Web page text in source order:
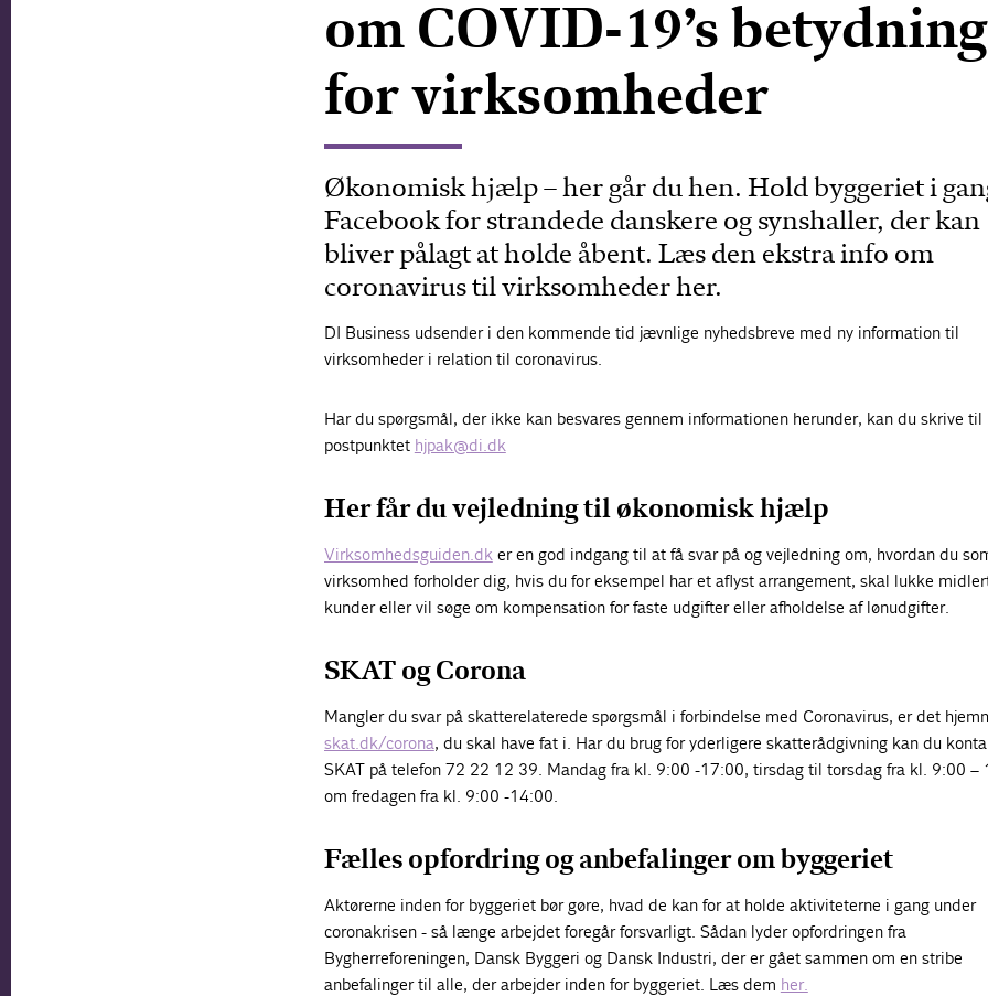
om COVID-19’s betydning
for virksomheder
Økonomisk hjælp – her går du hen. Hold byggeriet i
Facebook for strandede danskere og synshaller, der kan
bliver pålagt at holde åbent. Læs den ekstra info om
coronavirus til virksomheder her.
DI Business udsender i den kommende tid jævnlige nyhedsbreve med ny information til
virksomheder i relation til coronavirus.
Har du spørgsmål, der ikke kan besvares gennem informationen herunder, kan du skrive til
postpunktet hjpak@di.dk
Her får du vejledning til økonomisk hjælp
Virksomhedsguiden.dker en god indgang til at få svar på og vejledning om, hvordan du
virksomhed forholder dig, hvis du for eksempel har et aflyst arrangement, skal lukke
kunder eller vil søge om kompensation for faste udgifter eller afholdelse af lønudgifter.
SKAT og Corona
Mangler du svar på skatterelaterede spørgsmål i forbindelse med Coronavirus, er det
skat.dk/corona, du skal have fat i. Har du brug for yderligere skatterådgivning kan du
SKAT på telefon 72 22 12 39. Mandag fra kl. 9:00 -17:00, tirsdag til torsdag fra kl. 9:00 –
om fredagen fra kl. 9:00 -14:00.
Fælles opfordring og anbefalinger om byggeriet
Aktørerne inden for byggeriet bør gøre, hvad de kan for at holde aktiviteterne i gang under
coronakrisen - så længe arbejdet foregår forsvarligt. Sådan lyder opfordringen fra
Bygherreforeningen, Dansk Byggeri og Dansk Industri, der er gået sammen om en stribe
anbefalinger til alle, der arbejder inden for byggeriet. Læs dem her.